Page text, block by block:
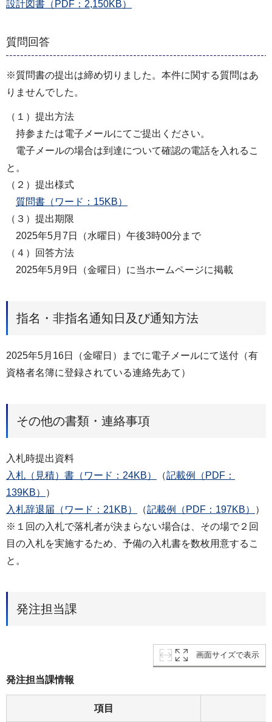
設計図書（PDF：2,150KB）
質問回答
※質問書の提出は締め切りました。本件に関する質問はあ
りませんでした。
（１）提出方法
持参または電子メールにてご提出ください。
電子メールの場合は到達について確認の電話を入れるこ
と。
（２）提出様式
質問書（ワード：15KB）
（３）提出期限
2025年5月7日（水曜日）午後3時00分まで
（４）回答方法
2025年5月9日（金曜日）に当ホームページに掲載
指名・非指名通知日及び通知方法
2025年5月16日（金曜日）までに電子メールにて送付（有
資格者名簿に登録されている連絡先あて）
その他の書類・連絡事項
入札時提出資料
入札（見積）書（ワード：24KB）
（記載例（PDF：
139KB）
）
入札辞退届（ワード：21KB）
（記載例（PDF：197KB）
）
※１回の入札で落札者が決まらない場合は、その場で２回
目の入札を実施するため、予備の入札書を数枚用意するこ
と。
発注担当課
画面サイズで表示
発注担当課情報
項目